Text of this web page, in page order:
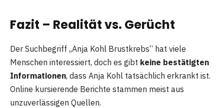
Fazit – Realität vs. Gerücht
Der Suchbegriff „Anja Kohl Brustkrebs“ hat viele
Menschen interessiert, doch es gibt keine bestätigten
Informationen, dass Anja Kohl tatsächlich erkrankt ist.
Online kursierende Berichte stammen meist aus
unzuverlässigen Quellen.